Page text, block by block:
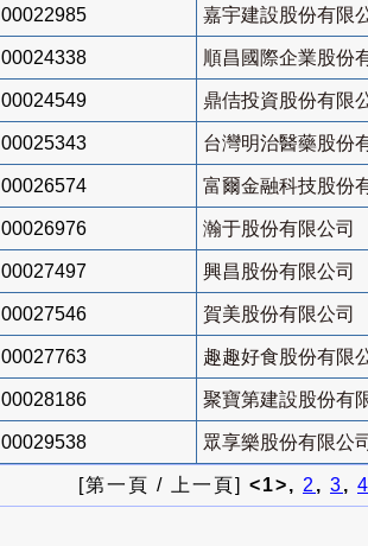
00022985 嘉宇建設股份有限
00024338 順昌國際企業股份
00024549 鼎佶投資股份有限
00025343 台灣明治醫藥股份
00026574 富爾金融科技股份
00026976 瀚于股份有限公司
00027497 興昌股份有限公司
00027546 賀美股份有限公司
00027763 趣趣好食股份有限
00028186 聚寶第建設股份有
00029538 眾享樂股份有限公司
[第一頁 / 上一頁] <1>, 2, 3, 4